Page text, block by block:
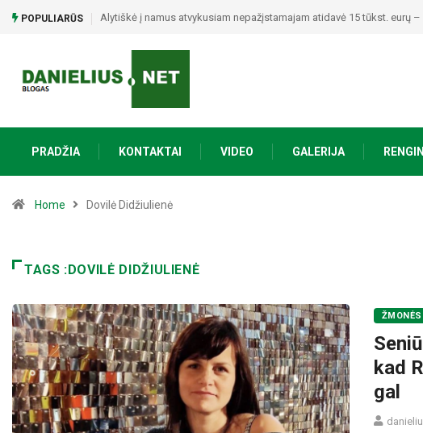
POPULIARŪS Alytiškė į namus atvykusiam nepažįstamajam atidavė 15 tūkst. eurų
PRADŽIA KONTAKTAI VIDEO GALERIJA
Home Dovilė Didžiulienė
TAGS :DOVILĖ DIDŽIULIENĖ
ŽMONĖS
kad
gal